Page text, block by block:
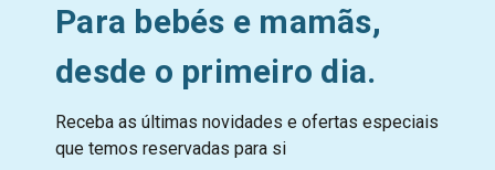
Para bebés e mamãs,
desde o primeiro dia.
Receba as últimas novidades e ofertas especiais
que temos reservadas para si